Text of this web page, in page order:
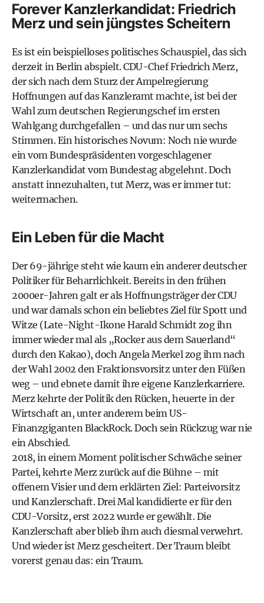
Forever Kanzlerkandidat: Friedrich
Merz und sein jüngstes Scheitern
Es ist ein beispielloses politisches Schauspiel, das sich
derzeit in Berlin abspielt. CDU-Chef Friedrich Merz,
der sich nach dem Sturz der Ampelregierung
Hoffnungen auf das Kanzleramt machte, ist bei der
Wahl zum deutschen Regierungschef im ersten
Wahlgang durchgefallen – und das nur um sechs
Stimmen. Ein historisches Novum: Noch nie wurde
ein vom Bundespräsidenten vorgeschlagener
Kanzlerkandidat vom Bundestag abgelehnt. Doch
anstatt innezuhalten, tut Merz, was er immer tut:
weitermachen.
Ein Leben für die Macht
Der 69-jährige steht wie kaum ein anderer deutscher
Politiker für Beharrlichkeit. Bereits in den frühen
2000er-Jahren galt er als Hoffnungsträger der CDU
und war damals schon ein beliebtes Ziel für Spott und
Witze (Late-Night-Ikone Harald Schmidt zog ihn
immer wieder mal als „Rocker aus dem Sauerland“
durch den Kakao), doch Angela Merkel zog ihm nach
der Wahl 2002 den Fraktionsvorsitz unter den Füßen
weg – und ebnete damit ihre eigene Kanzlerkarriere.
Merz kehrte der Politik den Rücken, heuerte in der
Wirtschaft an, unter anderem beim US-
Finanzgiganten BlackRock. Doch sein Rückzug war nie
ein Abschied.
2018, in einem Moment politischer Schwäche seiner
Partei, kehrte Merz zurück auf die Bühne – mit
offenem Visier und dem erklärten Ziel: Parteivorsitz
und Kanzlerschaft. Drei Mal kandidierte er für den
CDU-Vorsitz, erst 2022 wurde er gewählt. Die
Kanzlerschaft aber blieb ihm auch diesmal verwehrt.
Und wieder ist Merz gescheitert. Der Traum bleibt
vorerst genau das: ein Traum.